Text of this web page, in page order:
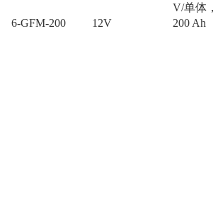
V/单体
6-GFM-200 12V 200 Ah